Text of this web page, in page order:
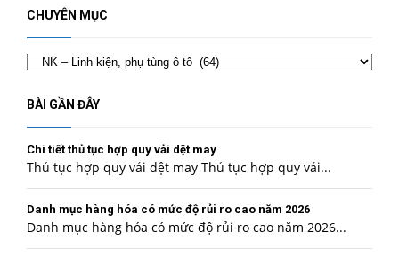
CHUYÊN MỤC
Chuyên
mục
BÀI GẦN ĐÂY
Chi tiết thủ tục hợp quy vải dệt may
Thủ tục hợp quy vải dệt may Thủ tục hợp quy vải...
Danh mục hàng hóa có mức độ rủi ro cao năm 2026
Danh mục hàng hóa có mức độ rủi ro cao năm 2026...